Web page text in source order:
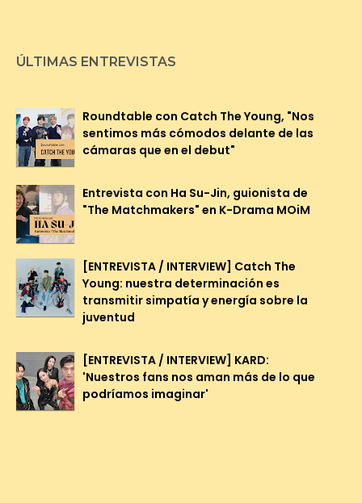
ÚLTIMAS ENTREVISTAS
Roundtable con Catch The Young, "Nos
sentimos más cómodos delante de las
cámaras que en el debut"
Entrevista con Ha Su-Jin, guionista de
"The Matchmakers" en K-Drama MOiM
[ENTREVISTA / INTERVIEW] Catch The
Young: nuestra determinación es
transmitir simpatía y energía sobre la
juventud
[ENTREVISTA / INTERVIEW] KARD:
'Nuestros fans nos aman más de lo que
podríamos imaginar'